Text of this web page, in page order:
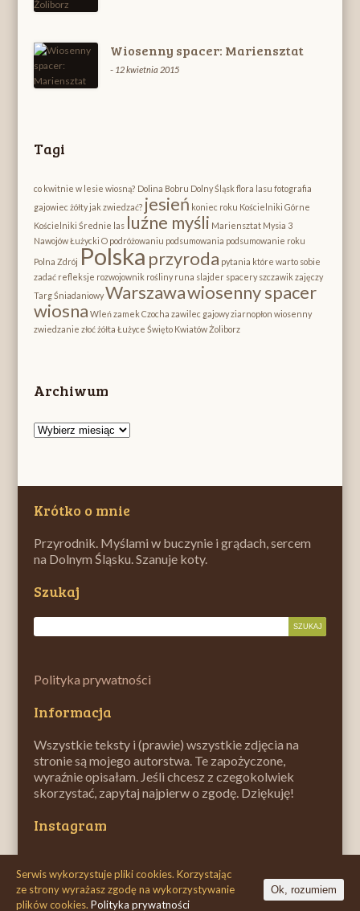
Wiosenny spacer: Mariensztat
- 12 kwietnia 2015
Tagi
co kwitnie w lesie wiosną? Dolina Bobru Dolny Śląsk flora lasu fotografia
gajowiec żółtyjak zwiedzać? jesień koniec roku Kościelniki Górne
Kościelniki Średnie las luźne myśli Mariensztat Mysia 3
Nawojów Łużycki O podróżowaniu podsumowania podsumowanie roku
Polna Zdrój Polska przyroda pytania które warto sobie
zadać refleksje rozwojownik rośliny runa slajder spaceryszczawik zajęczy
Targ ŚniadaniowyWarszawawiosenny spacer
wiosna Wleńzamek Czocha zawilec gajowyziarnopłon wiosenny
zwiedzanie złoć żółta Łużyce Święto KwiatówŻoliborz
Archiwum
Archiwum
Krótko o mnie
Przyrodnik. Myślami w buczynie i grądach, sercem
na Dolnym Śląsku. Szanuje koty.
Szukaj
Polityka prywatności
Informacja
Wszystkie teksty i (prawie) wszystkie zdjęcia na
stronie są mojego autorstwa. Te zapożyczone,
wyraźnie opisałam. Jeśli chcesz z czegokolwiek
skorzystać, zapytaj najpierw o zgodę. Dziękuję!
Instagram
Copyright 2026
Serwis wykorzystuje pliki cookies. Korzystając
ze strony wyrażasz zgodę na wykorzystywanie
plików cookies. Polityka prywatności
Ok, rozumiem